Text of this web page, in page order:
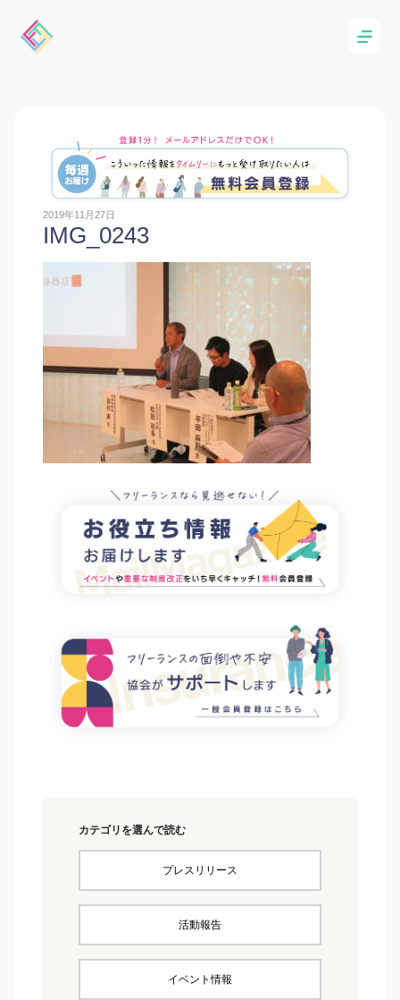
2019年11月27日
IMG_0243
カテゴリを選んで読む
プレスリリース
活動報告
イベント情報